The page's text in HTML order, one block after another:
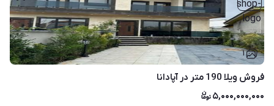
۱
فروش ویلا 190 متر در آپادانا
۵,۰۰۰,۰۰۰,۰۰۰